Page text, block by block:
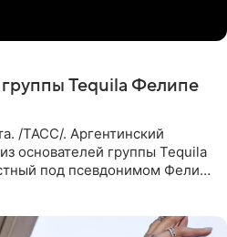
Tequila Фелипе
/ТАСС/. Аргентинский
основателей группы Tequila
под псевдонимом Фелипе